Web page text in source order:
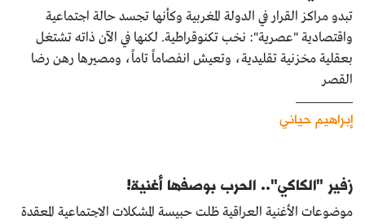
تبدو مراكز القرار في الدولة المغربية وكأنها تجسد حالة اجتماعية
واقتصادية "عصرية": نخب تكنوقراطية. لكنها في الآن ذاته تشتغل
بعقلية مخزنية تقليدية، وتعيش انفصاماً تاماً، ومصيرها رهن رضا
القصر
إبراهيم حياني
زفير "الكاكي".. الحرب بوصفها أغنية!
موضوعات الأغنية العراقية ظلت حبيسة المشكلات الاجتماعية المعقدة